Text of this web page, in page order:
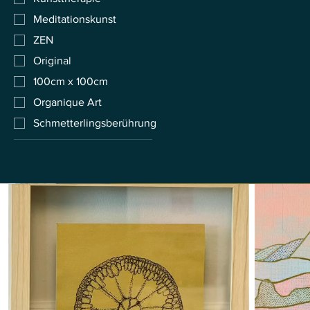
Meditationskunst
ZEN
Original
100cm x 100cm
Organique Art
Schmetterlingsberührung